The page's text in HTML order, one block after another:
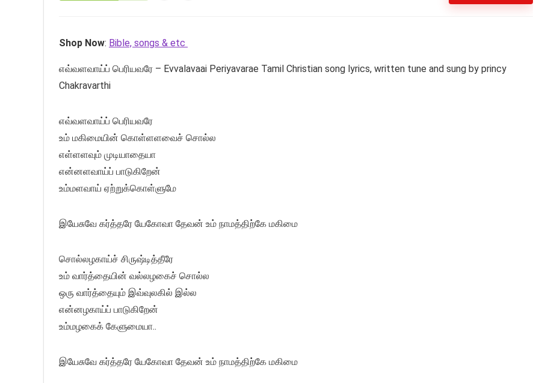
Shop Now: Bible, songs & etc
எவ்வளவாய்ப் பெரியவரே – Evvalavaai Periyavarae Tamil Christian song lyrics, written tune and sung by princy
Chakravarthi
எவ்வளவாய்ப் பெரியவரே
உம் மகிமையின் கொள்ளளவைச் சொல்ல
எள்ளளவும் முடியாதையா
என்னளவாய்ப் பாடுகிறேன்
உம்மளவாய் ஏற்றுக்கொள்ளுமே
இயேசுவே கர்த்தரே யேகோவா தேவன் உம் நாமத்திற்கே மகிமை
சொல்லழகாய்ச் சிருஷ்டித்தீரே
உம் வார்த்தையின் வல்லழகைச் சொல்ல
ஒரு வார்த்தையும் இவ்வுலகில் இல்ல
என்னழகாய்ப் பாடுகிறேன்
உம்மழகைக் கேளுமையா..
இயேசுவே கர்த்தரே யேகோவா தேவன் உம் நாமத்திற்கே மகிமை